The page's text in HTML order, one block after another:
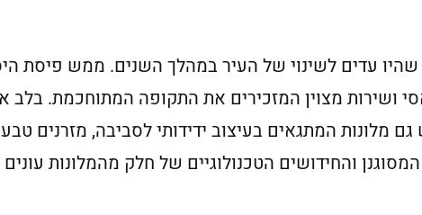
שהיו עדים לשינוי של העיר במהלך השנים. ממש פיסת
ושירות מצוין המזכירים את התקופה המתוחכמת. בלב
מלונות המתגאים בעיצוב ידידותי לסביבה, מזרנים
המסוגנן והחידושים הטכנולוגיים של חלק מהמלונות